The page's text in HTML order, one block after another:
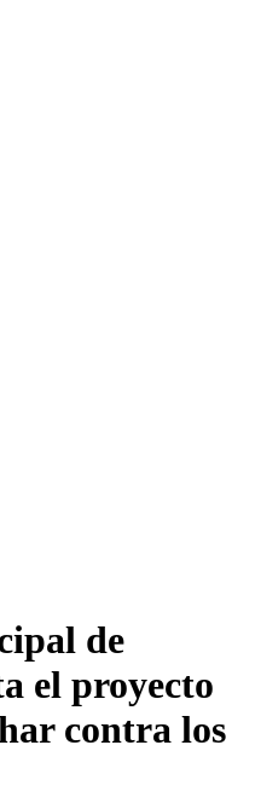
de
el proyecto
contra los